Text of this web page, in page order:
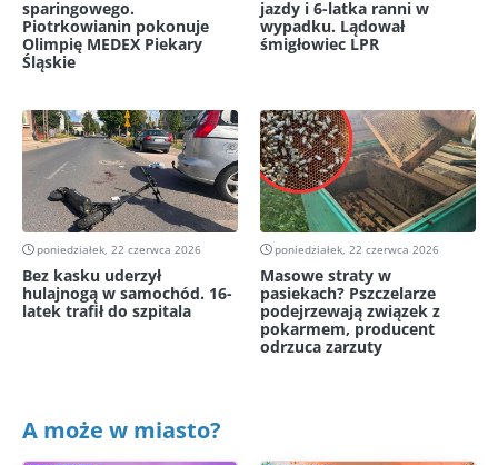
sparingowego.
Piotrkowianin pokonuje
Olimpię MEDEX Piekary
Śląskie
jazdy i 6-latka ranni w
wypadku. Lądował
śmigłowiec LPR
poniedziałek, 22 czerwca 2026
Bez kasku uderzył
hulajnogą w samochód. 16-
latek trafił do szpitala
poniedziałek, 22 czerwca 2026
Masowe straty w
pasiekach? Pszczelarze
podejrzewają związek z
pokarmem, producent
odrzuca zarzuty
A może w miasto?